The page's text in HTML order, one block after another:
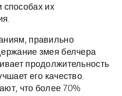
способах их
правильно
змея белчера
продолжительность
его качество.
что более 70%